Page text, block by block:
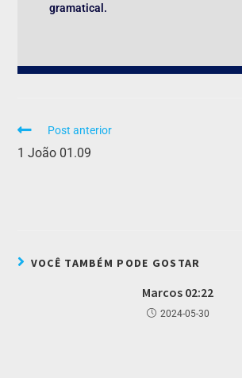
gramatical.
Post anterior
1 João 01.09
VOCÊ TAMBÉM PODE GOSTAR
Marcos 02:22
2024-05-30